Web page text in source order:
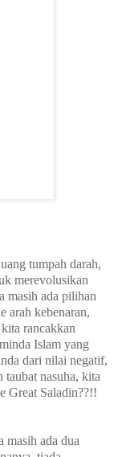
tumpah darah,
merevolusikan
masih ada pilihan
arah kebenaran,
rancakkan
Islam yang
dari nilai negatif,
nasuha, kita
Great Saladin??!!
masih ada dua